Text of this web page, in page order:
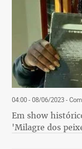
04:00 - 08/06/2023-
Em show
'Milagre dos